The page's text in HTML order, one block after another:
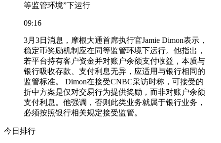
等监管环境”下运行
09:16
3月3日消息，摩根大通首席执行官Jamie Dimon表示，
稳定币奖励机制应在同等监管环境下运行。他指出，
若平台持有客户资金并对账户余额支付收益，本质与
银行吸收存款、支付利息无异，应适用与银行相同的
监管标准。 Dimon在接受CNBC采访时称，可接受的
折中方案是仅对交易行为提供奖励，而非对账户余额
支付利息。他强调，否则此类业务就属于银行业务，
必须按照银行相关规定接受监管。
今日排行